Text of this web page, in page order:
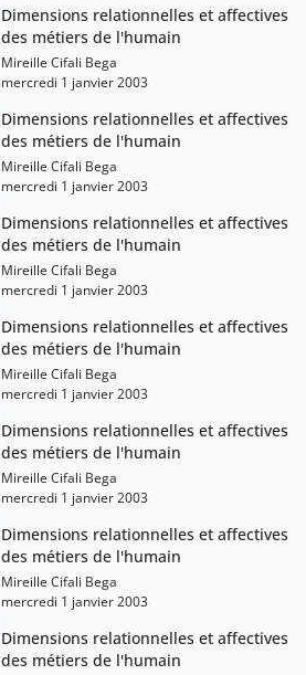
Dimensions relationnelles et affectives
des métiers de l'humain
Mireille Cifali Bega
mercredi 1 janvier 2003
Dimensions relationnelles et affectives
des métiers de l'humain
Mireille Cifali Bega
mercredi 1 janvier 2003
Dimensions relationnelles et affectives
des métiers de l'humain
Mireille Cifali Bega
mercredi 1 janvier 2003
Dimensions relationnelles et affectives
des métiers de l'humain
Mireille Cifali Bega
mercredi 1 janvier 2003
Dimensions relationnelles et affectives
des métiers de l'humain
Mireille Cifali Bega
mercredi 1 janvier 2003
Dimensions relationnelles et affectives
des métiers de l'humain
Mireille Cifali Bega
mercredi 1 janvier 2003
Dimensions relationnelles et affectives
des métiers de l'humain